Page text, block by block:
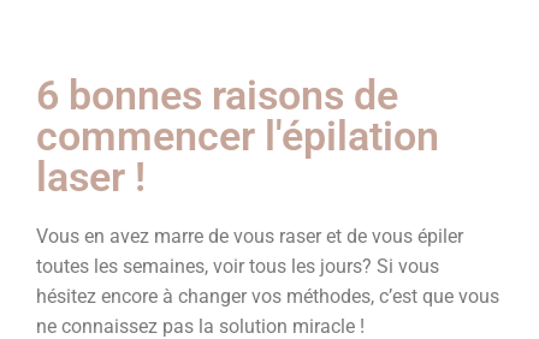
6 bonnes raisons de
commencer l'épilation
laser !
Vous en avez marre de vous raser et de vous épiler
toutes les semaines, voir tous les jours? Si vous
hésitez encore à changer vos méthodes, c’est que vous
ne connaissez pas la solution miracle !